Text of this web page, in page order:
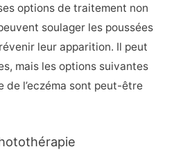
options de traitement non
soulager les poussées
leur apparition. Il peut
mais les options suivantes
l’eczéma sont peut-être